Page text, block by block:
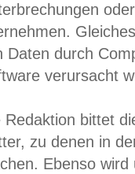
Daten durch
verursacht
Redaktion bittet
zu denen in
Ebenso